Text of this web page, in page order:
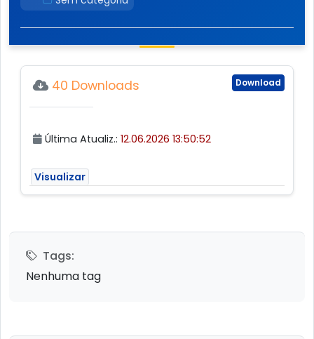
Download
40 Downloads
Última Atualiz.: 12.06.2026 13:50:52
Visualizar
Tags:
Nenhuma tag